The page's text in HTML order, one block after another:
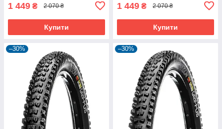
1 449 ₴ 2 070 ₴
Купити
1 449 ₴ 2 070 ₴
Купити
–30% –30%